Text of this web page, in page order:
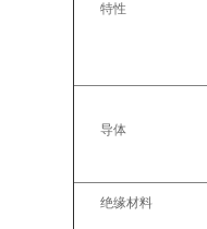
特性
导体
绝缘材料